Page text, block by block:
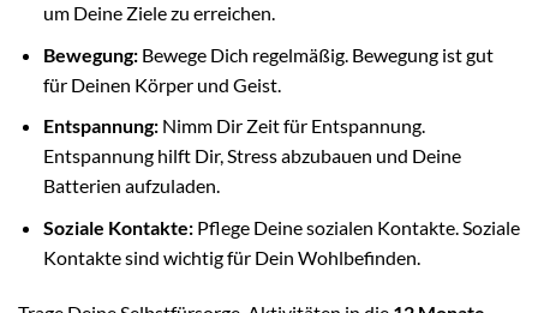
um Deine Ziele zu erreichen.
Bewegung:Bewege Dich regelmäßig. Bewegung ist gut
für Deinen Körper und Geist.
Entspannung:Nimm Dir Zeit für Entspannung.
Entspannung hilft Dir, Stress abzubauen und Deine
Batterien aufzuladen.
Soziale Kontakte:Pflege Deine sozialen Kontakte. Soziale
Kontakte sind wichtig für Dein Wohlbefinden.